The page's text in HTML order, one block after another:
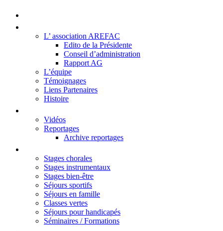
L’ association AREFAC
Edito de la Présidente
Conseil d’administration
Rapport AG
L’équipe
Témoignages
Liens Partenaires
Histoire
Vidéos
Reportages
Archive reportages
Stages chorales
Stages instrumentaux
Stages bien-être
Séjours sportifs
Séjours en famille
Classes vertes
Séjours pour handicapés
Séminaires / Formations